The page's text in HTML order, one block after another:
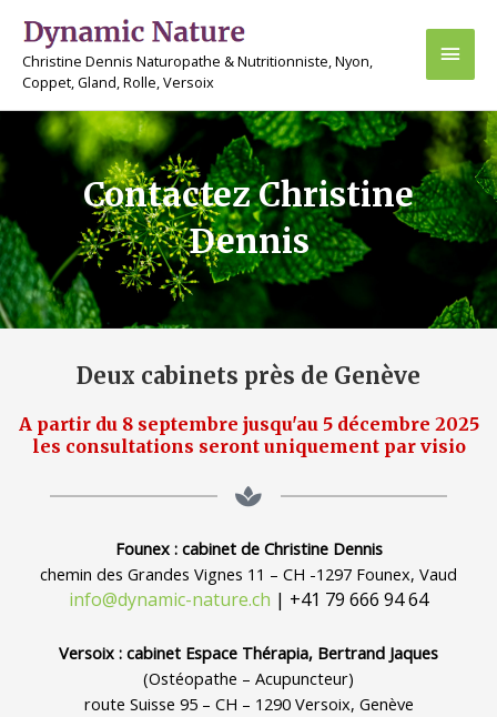
contenu
Christine Dennis Naturopathe & Nutritionniste, Nyon,
Coppet, Gland, Rolle, Versoix
Contactez Christine
Dennis
Deux cabinets près de Genève
A partir du 8 septembre jusqu'au 5 décembre 2025
les consultations seront uniquement par visio
Founex : cabinet de Christine Dennis
chemin des Grandes Vignes 11 – CH -1297 Founex, Vaud
info@dynamic-nature.ch | +41 79 666 94 64
Versoix : cabinet Espace Thérapia, Bertrand Jaques
(Ostéopathe – Acupuncteur)
route Suisse 95 – CH – 1290 Versoix, Genève